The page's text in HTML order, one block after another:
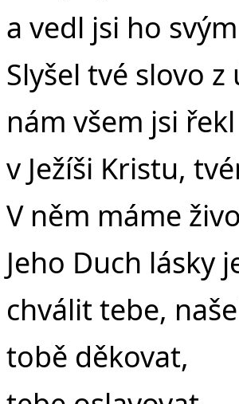
a vedl jsi ho
Slyšel tvé slovo
nám všem jsi
v Ježíši Kristu,
V něm máme
Jeho Duch lásky
chválit tebe,
tobě děkovat,